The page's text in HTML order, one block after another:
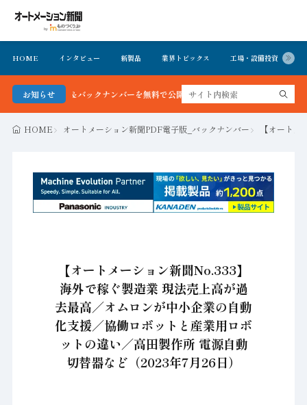
HOME インタビュー 新製品 業界トピックス 工場・設備投資
お知らせ
バックナンバーを無料で公開中 詳細はこちら
HOME オートメーション新聞PDF電子版_バックナンバー 【オート
【オートメーション新聞No.333】
海外で稼ぐ製造業 現法売上高が過
去最高／オムロンが中小企業の自動
化支援／協働ロボットと産業用ロボ
ットの違い／高田製作所 電源自動
切替器など（2023年7月26日）